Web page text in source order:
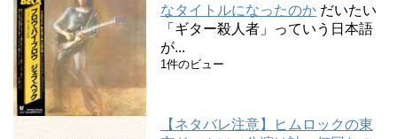
なタイトルになったのか だいたい
「ギター殺人者」っていう日本語
が...
1件のビュー
【ネタバレ注意】ヒムロックの東